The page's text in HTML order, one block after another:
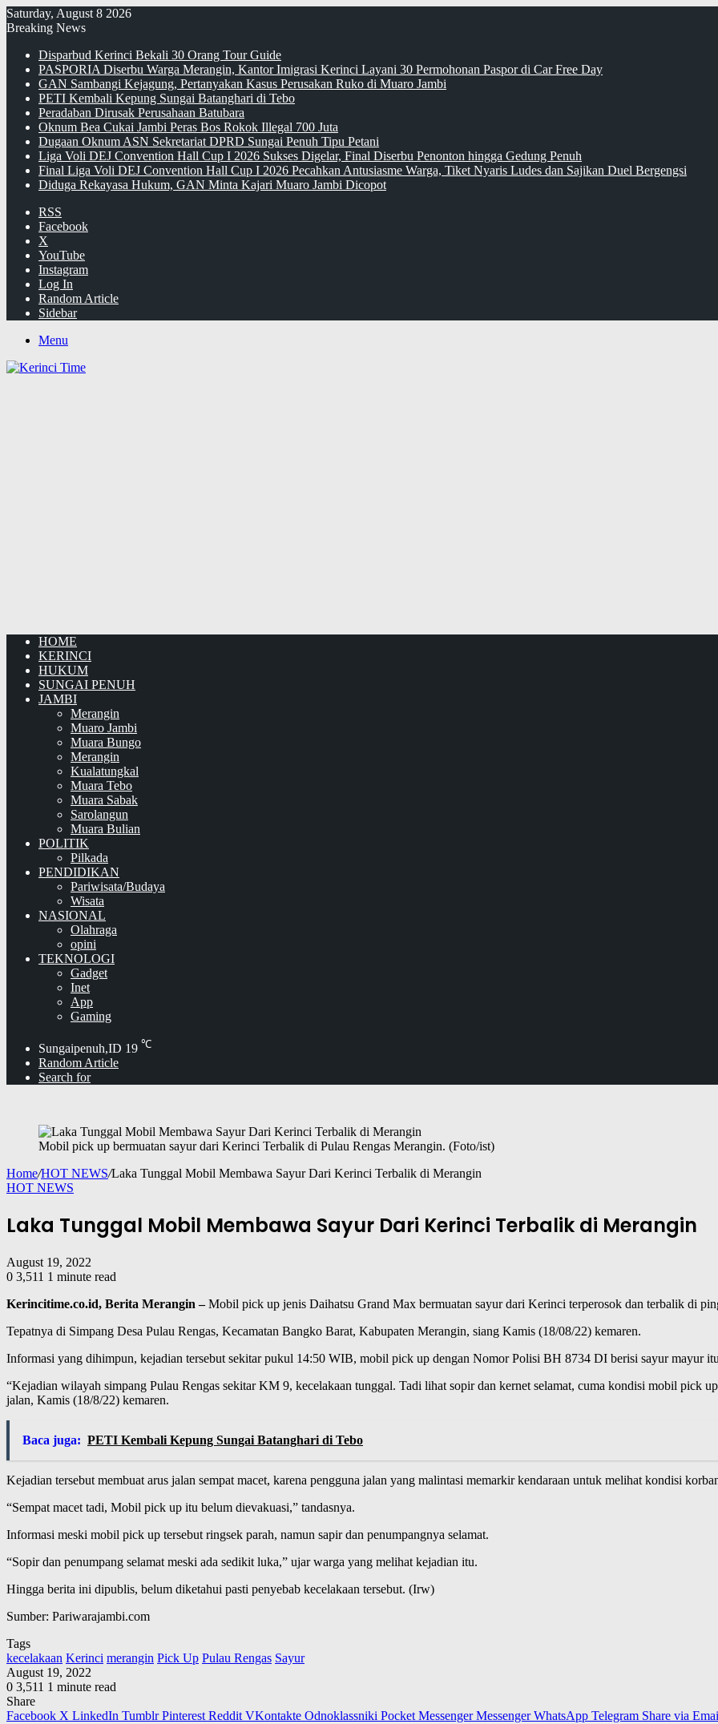
Saturday, August 8 2026
Breaking News
Disparbud Kerinci Bekali 30 Orang Tour Guide
PASPORIA Diserbu Warga Merangin, Kantor Imigrasi Kerinci Layani 30 Permohonan Paspor di Car Free Day
GAN Sambangi Kejagung, Pertanyakan Kasus Perusakan Ruko di Muaro Jambi
PETI Kembali Kepung Sungai Batanghari di Tebo
Peradaban Dirusak Perusahaan Batubara
Oknum Bea Cukai Jambi Peras Bos Rokok Illegal 700 Juta
Dugaan Oknum ASN Sekretariat DPRD Sungai Penuh Tipu Petani
Liga Voli DEJ Convention Hall Cup I 2026 Sukses Digelar, Final Diserbu Penonton hingga Gedung Penuh
Final Liga Voli DEJ Convention Hall Cup I 2026 Pecahkan Antusiasme Warga, Tiket Nyaris Ludes dan Sajikan Duel Bergengsi
Diduga Rekayasa Hukum, GAN Minta Kajari Muaro Jambi Dicopot
RSS
Facebook
X
YouTube
Instagram
Log In
Random Article
Sidebar
Menu
HOME
KERINCI
HUKUM
SUNGAI PENUH
JAMBI
Merangin
Muaro Jambi
Muara Bungo
Merangin
Kualatungkal
Muara Tebo
Muara Sabak
Sarolangun
Muara Bulian
POLITIK
Pilkada
PENDIDIKAN
Pariwisata/Budaya
Wisata
NASIONAL
Olahraga
opini
TEKNOLOGI
Gadget
Inet
App
Gaming
Sungaipenuh,ID 19 ℃
Random Article
Search for
Mobil pick up bermuatan sayur dari Kerinci Terbalik di Pulau Rengas Merangin. (Foto/ist)
Home/HOT NEWS/Laka Tunggal Mobil Membawa Sayur Dari Kerinci Terbalik di Merangin
HOT NEWS
Laka Tunggal Mobil Membawa Sayur Dari Kerinci Terbalik di Merangin
August 19, 2022
0 3,511 1 minute read
Kerincitime.co.id, Berita Merangin –Mobil pick up jenis Daihatsu Grand Max bermuatan sayur dari Kerinci terperosok dan terbalik di
Tepatnya di Simpang Desa Pulau Rengas, Kecamatan Bangko Barat, Kabupaten Merangin, siang Kamis (18/08/22) kemaren.
Informasi yang dihimpun, kejadian tersebut sekitar pukul 14:50 WIB, mobil pick up dengan Nomor Polisi BH 8734 DI berisi sayur mayur
“Kejadian wilayah simpang Pulau Rengas sekitar KM 9, kecelakaan tunggal. Tadi lihat sopir dan kernet selamat, cuma kondisi mobil pick
jalan, Kamis (18/8/22) kemaren.
Baca juga: PETI Kembali Kepung Sungai Batanghari di Tebo
Kejadian tersebut membuat arus jalan sempat macet, karena pengguna jalan yang malintasi memarkir kendaraan untuk melihat kondisi
“Sempat macet tadi, Mobil pick up itu belum dievakuasi,” tandasnya.
Informasi meski mobil pick up tersebut ringsek parah, namun sapir dan penumpangnya selamat.
“Sopir dan penumpang selamat meski ada sedikit luka,” ujar warga yang melihat kejadian itu.
Hingga berita ini dipublis, belum diketahui pasti penyebab kecelakaan tersebut. (Irw)
Sumber: Pariwarajambi.com
Tags
kecelakaan Kerinci merangin Pick Up Pulau Rengas Sayur
August 19, 2022
0 3,511 1 minute read
Share
Facebook X LinkedIn Tumblr Pinterest Reddit VKontakte Odnoklassniki Pocket Messenger Messenger WhatsApp Telegram Share via